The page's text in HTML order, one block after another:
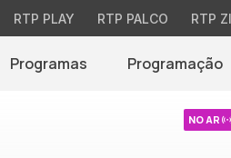
RTP PLAY RTP PALCO RTP
Programas Programação
NO AR